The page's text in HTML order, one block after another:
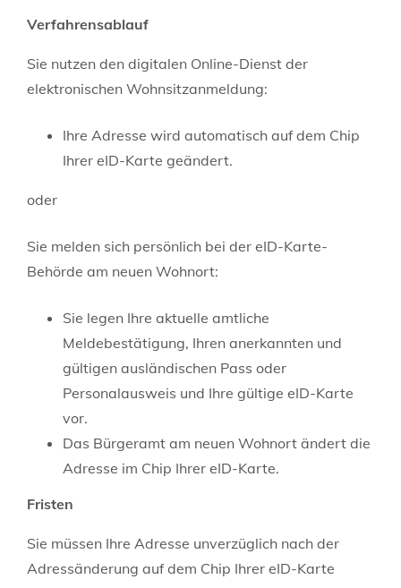
Verfahrensablauf
Sie nutzen den digitalen Online-Dienst der
elektronischen Wohnsitzanmeldung:
Ihre Adresse wird automatisch auf dem Chip
Ihrer eID-Karte geändert.
oder
Sie melden sich persönlich bei der eID-Karte-
Behörde am neuen Wohnort:
Sie legen Ihre aktuelle amtliche
Meldebestätigung, Ihren anerkannten und
gültigen ausländischen Pass oder
Personalausweis und Ihre gültige eID-Karte
vor.
Das Bürgeramt am neuen Wohnort ändert die
Adresse im Chip Ihrer eID-Karte.
Fristen
Sie müssen Ihre Adresse unverzüglich nach der
Adressänderung auf dem Chip Ihrer eID-Karte